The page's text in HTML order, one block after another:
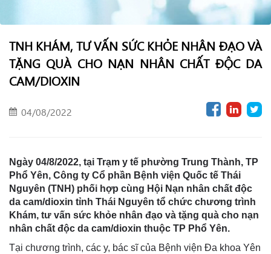
TNH KHÁM, TƯ VẤN SỨC KHỎE NHÂN ĐẠO VÀ
TẶNG QUÀ CHO NẠN NHÂN CHẤT ĐỘC DA
CAM/DIOXIN
04/08/2022
Ngày 04/8/2022, tại Trạm y tế phường Trung Thành, TP
Phổ Yên, Công ty Cổ phần Bệnh viện Quốc tế Thái
Nguyên (TNH) phối hợp cùng Hội Nạn nhân chất độc
da cam/dioxin tỉnh Thái Nguyên tổ chức chương trình
Khám, tư vấn sức khỏe nhân đạo và tặng quà cho nạn
nhân chất độc da cam/dioxin thuộc TP Phổ Yên.
Tại chương trình, các y, bác sĩ của Bệnh viện Đa khoa Yên